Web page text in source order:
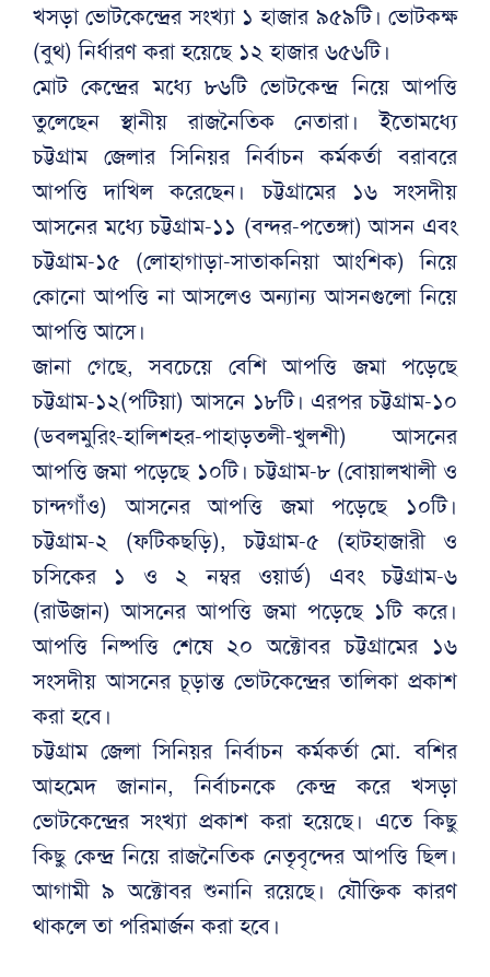
খসড়া ভোটকেন্দ্রের সংখ্যা ১ হাজার ৯৫৯টি। ভোটকক্ষ
(বুথ) নির্ধারণ করা হয়েছে ১২ হাজার ৬৫৬টি।
মোট কেন্দ্রের মধ্যে ৮৬টি ভোটকেন্দ্র নিয়ে আপত্তি
তুলেছেন স্থানীয় রাজনৈতিক নেতারা। ইতোমধ্যে
চট্টগ্রাম জেলার সিনিয়র নির্বাচন কর্মকর্তা বরাবরে
আপত্তি দাখিল করেছেন। চট্টগ্রামের ১৬ সংসদীয়
আসনের মধ্যে চট্টগ্রাম-১১ (বন্দর-পতেঙ্গা) আসন এবং
চট্টগ্রাম-১৫ (লোহাগাড়া-সাতাকনিয়া আংশিক) নিয়ে
কোনো আপত্তি না আসলেও অন্যান্য আসনগুলো নিয়ে
আপত্তি আসে।
জানা গেছে, সবচেয়ে বেশি আপত্তি জমা পড়েছে
চট্টগ্রাম-১২(পটিয়া) আসনে ১৮টি। এরপর চট্টগ্রাম-১০
(ডবলমুরিং-হালিশহর-পাহাড়তলী-খুলশী) আসনের
আপত্তি জমা পড়েছে ১০টি। চট্টগ্রাম-৮ (বোয়ালখালী ও
চান্দগাঁও) আসনের আপত্তি জমা পড়েছে ১০টি।
চট্টগ্রাম-২ (ফটিকছড়ি), চট্টগ্রাম-৫ (হাটহাজারী ও
চসিকের ১ ও ২ নম্বর ওয়ার্ড) এবং চট্টগ্রাম-৬
(রাউজান) আসনের আপত্তি জমা পড়েছে ১টি করে।
আপত্তি নিষ্পত্তি শেষে ২০ অক্টোবর চট্টগ্রামের ১৬
সংসদীয় আসনের চূড়ান্ত ভোটকেন্দ্রের তালিকা প্রকাশ
করা হবে।
চট্টগ্রাম জেলা সিনিয়র নির্বাচন কর্মকর্তা মো. বশির
আহমেদ জানান, নির্বাচনকে কেন্দ্র করে খসড়া
ভোটকেন্দ্রের সংখ্যা প্রকাশ করা হয়েছে। এতে কিছু
কিছু কেন্দ্র নিয়ে রাজনৈতিক নেতৃবৃন্দের আপত্তি ছিল।
আগামী ৯ অক্টোবর শুনানি রয়েছে। যৌক্তিক কারণ
থাকলে তা পরিমার্জন করা হবে।